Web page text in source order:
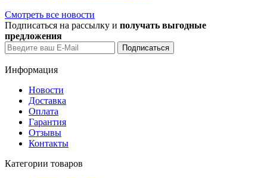
Смотреть все новости
Подписаться на рассылку и получать выгодные
предложения
Информация
Новости
Доставка
Оплата
Гарантия
Отзывы
Контакты
Категории товаров